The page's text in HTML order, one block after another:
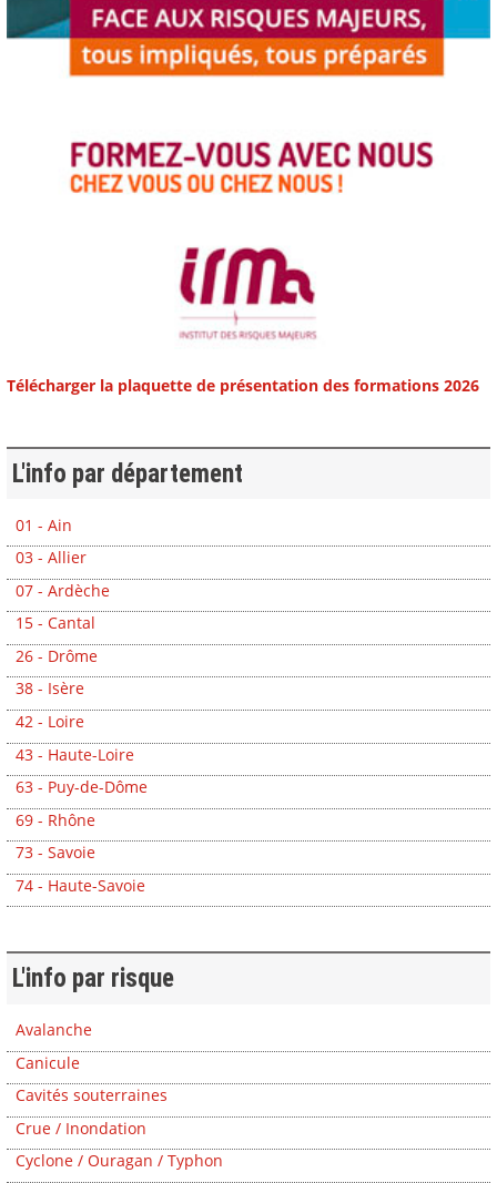
Télécharger la plaquette de présentation des formations 2026
L'info par département
01 - Ain
03 - Allier
07 - Ardèche
15 - Cantal
26 - Drôme
38 - Isère
42 - Loire
43 - Haute-Loire
63 - Puy-de-Dôme
69 - Rhône
73 - Savoie
74 - Haute-Savoie
L'info par risque
Avalanche
Canicule
Cavités souterraines
Crue / Inondation
Cyclone / Ouragan / Typhon